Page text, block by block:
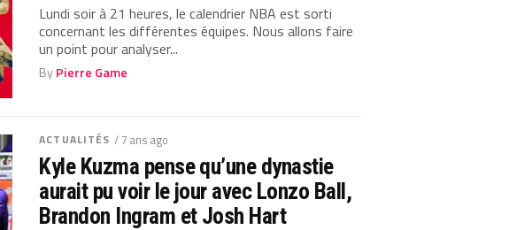
Lundi soir à 21 heures, le calendrier NBA est sorti
concernant les différentes équipes. Nous allons faire
un point pour analyser...
ByPierre Game
ACTUALITÉS / 7 ans ago
Kyle Kuzma pense qu’une dynastie
aurait pu voir le jour avec Lonzo Ball,
Brandon Ingram et Josh Hart